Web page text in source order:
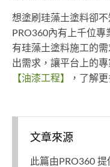
想塗刷珪藻土塗料卻
PRO360內有上千位
有珪藻土塗料施工的
出需求，讓平台上的
【油漆工程】
，了解
文章來源
此篇由PRO360 提